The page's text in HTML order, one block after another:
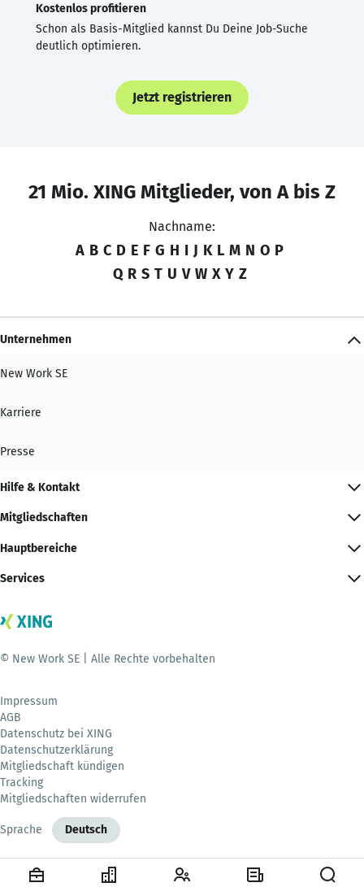
Kostenlos profitieren
Schon als Basis-Mitglied kannst Du Deine Job-Suche
deutlich optimieren.
Jetzt registrieren
21 Mio. XING Mitglieder, von A bis Z
Nachname:
A B C D E F G H I J K L M N O P
Q R S T U V W X Y Z
Unternehmen
New Work SE
Karriere
Presse
Hilfe & Kontakt
Mitgliedschaften
Hauptbereiche
Services
© New Work SE | Alle Rechte vorbehalten
Impressum
AGB
Datenschutz bei XING
Datenschutzerklärung
Mitgliedschaft kündigen
Tracking
Mitgliedschaften widerrufen
Sprache Deutsch